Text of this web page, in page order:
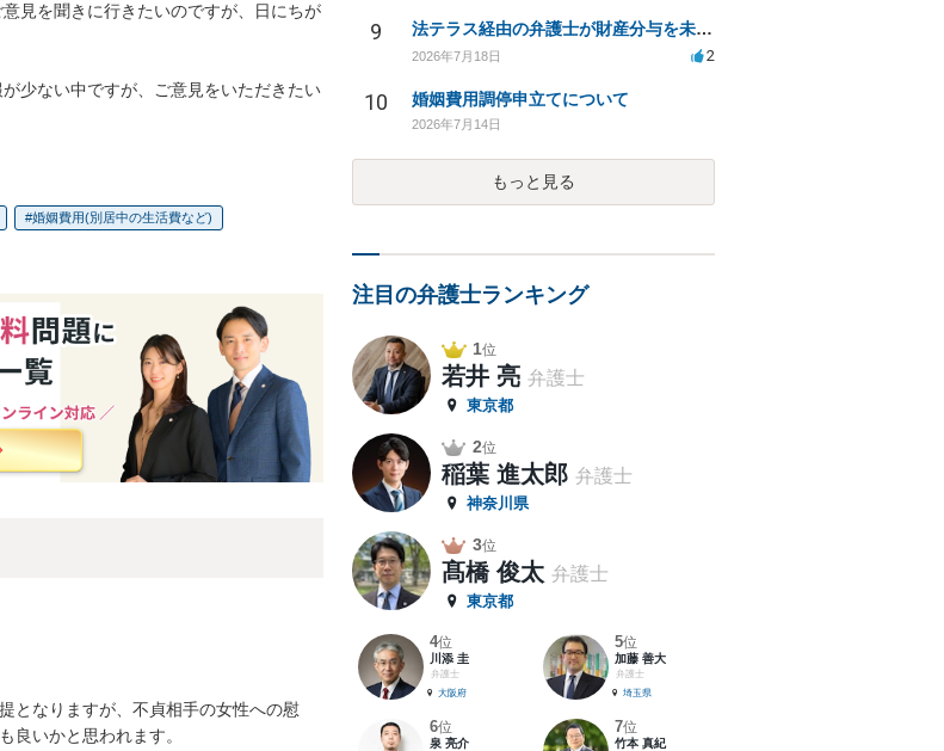
見を聞きに行きたいのですが、日にちが
少ない中ですが、ご意見をいただきたい
婚姻費用(別居中の生活費など)
となりますが、不貞相手の女性への慰
良いかと思われます。
9 法テラス経由の弁護士が財産分与を未解決のまま放置
2026年7月18日 2
10 婚姻費用調停申立てについて
2026年7月14日
もっと見る
注目の弁護士ランキング
1位
若井 亮 弁護士
東京都
2位
稲葉 進太郎 弁護士
神奈川県
3位
髙橋 俊太 弁護士
東京都
4位
川添 圭
弁護士
大阪府
5位
加藤 善大
弁護士
埼玉県
6位
泉 亮介
7位
竹本 真紀